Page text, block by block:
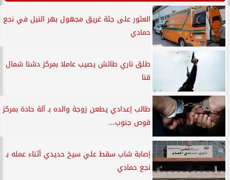
العثور على جثة غريق مجهول بهر النيل في نجع
حمادي
طلق ناري طائش يصيب عاملا بمركز دشنا شمال
قنا
طالب إعدادي يطعن زوجة والده بـ آلة حادة بمركز
قوص جنوب...
إصابة شاب سقط علي سيخ حديدي أثناء عمله بـ
نجع حمادي